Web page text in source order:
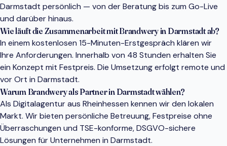
Darmstadt persönlich — von der Beratung bis zum Go-Live
und darüber hinaus.
Wie läuft die Zusammenarbeit mit Brandwery in Darmstadt ab?
In einem kostenlosen 15-Minuten-Erstgespräch klären wir
Ihre Anforderungen. Innerhalb von 48 Stunden erhalten Sie
ein Konzept mit Festpreis. Die Umsetzung erfolgt remote und
vor Ort in Darmstadt.
Warum Brandwery als Partner in Darmstadt wählen?
Als Digitalagentur aus Rheinhessen kennen wir den lokalen
Markt. Wir bieten persönliche Betreuung, Festpreise ohne
Überraschungen und TSE-konforme, DSGVO-sichere
Lösungen für Unternehmen in Darmstadt.